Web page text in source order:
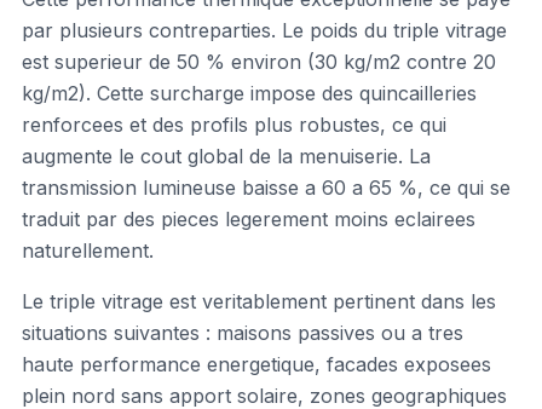
par plusieurs contreparties. Le poids du triple vitrage
est superieur de 50 % environ (30 kg/m2 contre 20
kg/m2). Cette surcharge impose des quincailleries
renforcees et des profils plus robustes, ce qui
augmente le cout global de la menuiserie. La
transmission lumineuse baisse a 60 a 65 %, ce qui se
traduit par des pieces legerement moins eclairees
naturellement.
Le triple vitrage est veritablement pertinent dans les
situations suivantes : maisons passives ou a tres
haute performance energetique, facades exposees
plein nord sans apport solaire, zones geographiques